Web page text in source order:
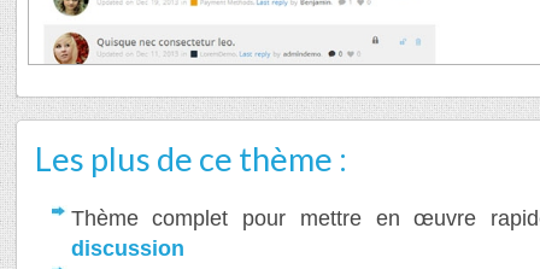
Les plus de ce thème :
Thème complet pour mettre en œuvre
discussion